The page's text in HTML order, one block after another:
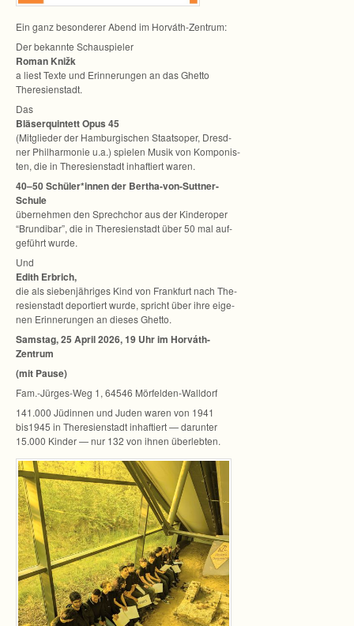
Ein ganz beson­de­rer Abend im Horváth-Zentrum:
Der bekannte Schau­spie­ler
Roman Knižk
a liest Texte und Erin­ne­run­gen an das Ghetto
Theresienstadt.
Das
Blä­ser­quin­tett Opus 45
(Mit­glie­der der Ham­bur­gi­schen Staats­oper, Dresd­
ner Phil­har­mo­nie u.a.) spie­len Musik von Kom­po­nis­
ten, die in The­re­si­en­stadt inhaf­tiert waren.
40–50 Schüler*innen der Bertha-von-Suttner-
Schule
über­neh­men den Sprech­chor aus der Kin­der­oper
“Brun­dibar”, die in The­re­si­en­stadt über 50 mal auf­
ge­führt wurde.
Und
Edith Erbrich,
die als sie­ben­jäh­ri­ges Kind von Frank­furt nach The­
re­si­en­stadt depor­tiert wurde, spricht über ihre eige­
nen Erin­ne­run­gen an die­ses Ghetto.
Sams­tag, 25 April 2026, 19 Uhr im Horváth-
Zentrum
(mit Pause)
Fam.-Jürges-Weg 1, 64546 Mörfelden-Walldorf
141.000 Jüdin­nen und Juden waren von 1941
bis1945 in The­re­si­en­stadt inhaf­tiert — dar­un­ter
15.000 Kin­der — nur 132 von ihnen überlebten.